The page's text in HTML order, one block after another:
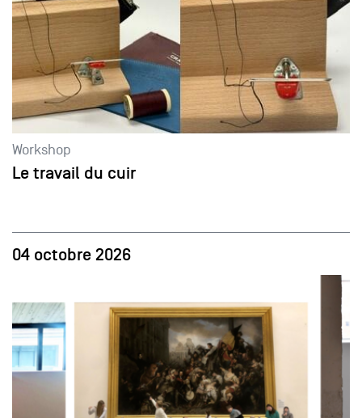
Workshop
Le travail du cuir
04 octobre 2026